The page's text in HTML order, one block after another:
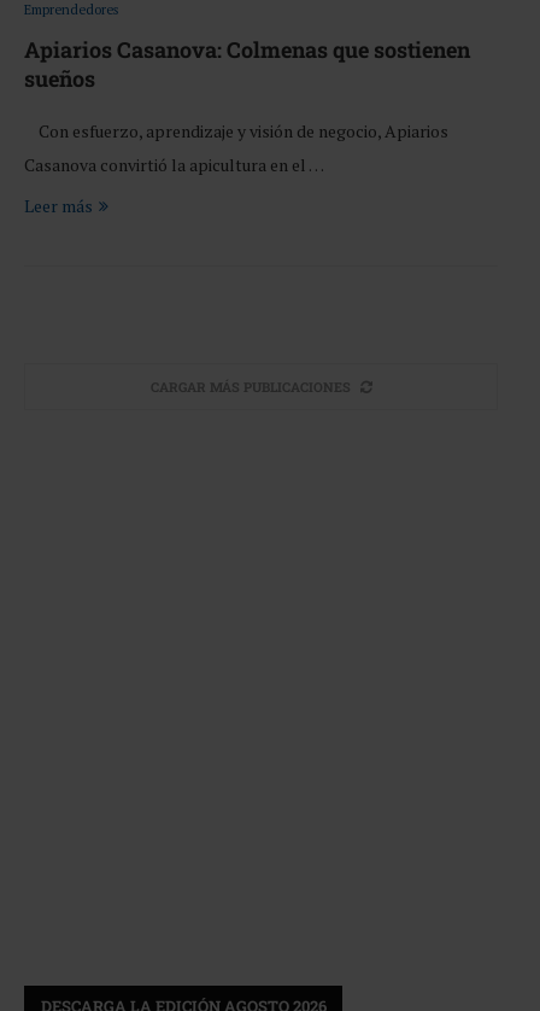
Emprendedores
Apiarios Casanova: Colmenas que sostienen
sueños
Con esfuerzo, aprendizaje y visión de negocio, Apiarios
Casanova convirtió la apicultura en el …
Leer más
CARGAR MÁS PUBLICACIONES
DESCARGA LA EDICIÓN AGOSTO 2026